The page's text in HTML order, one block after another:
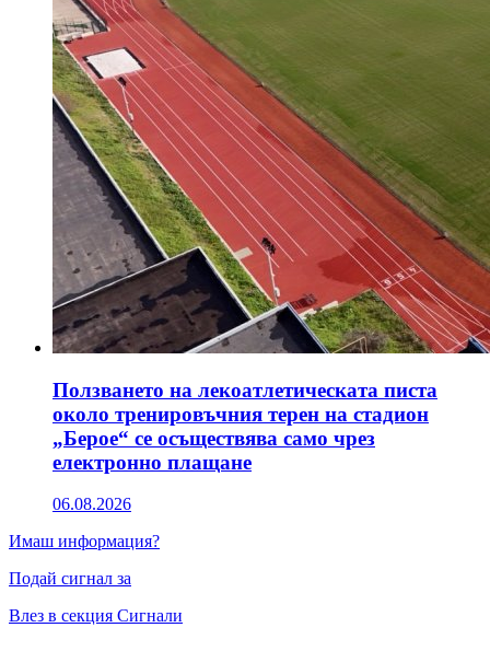
Ползването на лекоатлетическата писта
около тренировъчния терен на стадион
„Берое“ се осъществява само чрез
електронно плащане
06.08.2026
Имаш информация?
Подай сигнал за
Влез в секция Сигнали